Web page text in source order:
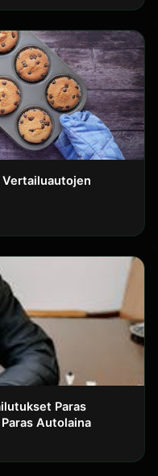
Vertailuautojen
Paras
Autolaina